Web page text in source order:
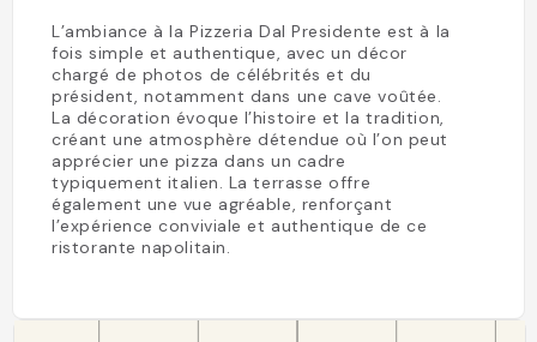
L’ambiance à la Pizzeria Dal Presidente est à la
fois simple et authentique, avec un décor
chargé de photos de célébrités et du
président, notamment dans une cave voûtée.
La décoration évoque l’histoire et la tradition,
créant une atmosphère détendue où l’on peut
apprécier une pizza dans un cadre
typiquement italien. La terrasse offre
également une vue agréable, renforçant
l’expérience conviviale et authentique de ce
ristorante napolitain.